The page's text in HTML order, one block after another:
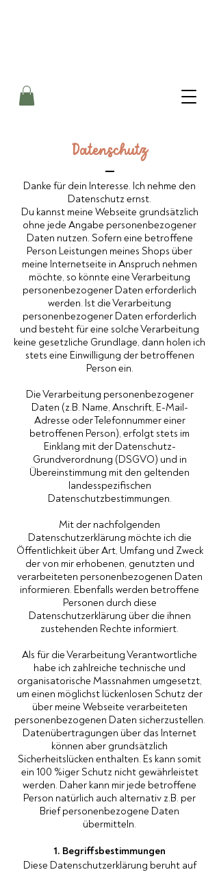
Datenschutz
Danke für dein Interesse. Ich nehme den
Datenschutz ernst.
Du kannst meine Webseite grundsätzlich
ohne jede Angabe personenbezogener
Daten nutzen. Sofern eine betroffene
Person Leistungen meines Shops über
meine Internetseite in Anspruch nehmen
möchte, so könnte eine Verarbeitung
personenbezogener Daten erforderlich
werden. Ist die Verarbeitung
personenbezogener Daten erforderlich
und besteht für eine solche Verarbeitung
keine gesetzliche Grundlage, dann holen ich
stets eine Einwilligung der betroffenen
Person ein.
Die Verarbeitung personenbezogener
Daten (z.B. Name, Anschrift, E-Mail-
Adresse oder Telefonnummer einer
betroffenen Person), erfolgt stets im
Einklang mit der Datenschutz-
Grundverordnung (DSGVO) und in
Übereinstimmung mit den geltenden
landesspezifischen
Datenschutzbestimmungen.
Mit der nachfolgenden
Datenschutzerklärung möchte ich die
Öffentlichkeit über Art, Umfang und Zweck
der von mir erhobenen, genutzten und
verarbeiteten personenbezogenen Daten
informieren. Ebenfalls werden betroffene
Personen durch diese
Datenschutzerklärung über die ihnen
zustehenden Rechte informiert.
Als für die Verarbeitung Verantwortliche
habe ich zahlreiche technische und
organisatorische Massnahmen umgesetzt,
um einen möglichst lückenlosen Schutz der
über meine Webseite verarbeiteten
personenbezogenen Daten sicherzustellen.
Datenübertragungen über das Internet
können aber grundsätzlich
Sicherheitslücken enthalten. Es kann somit
ein 100 %iger Schutz nicht gewährleistet
werden. Daher kann mir jede betroffene
Person natürlich auch alternativ z.B. per
Brief personenbezogene Daten
übermitteln.
1. Begriffsbestimmungen
Diese Datenschutzerklärung beruht auf